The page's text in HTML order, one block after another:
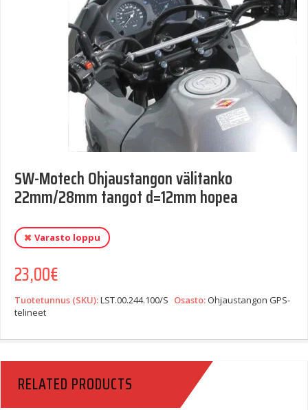
SW-Motech Ohjaustangon välitanko
22mm/28mm tangot d=12mm hopea
Varasto loppu
23,00€
Tuotetunnus (SKU):LST.00.244.100/S Osasto:Ohjaustangon GPS-
telineet
RELATED PRODUCTS